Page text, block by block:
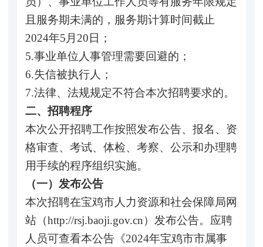
且服务期未满的，服务期计算时间截止
2024年5月20日；
5.事业单位人事管理需要回避的；
6.失信被执行人；
7.法律、法规规定不符合本次招聘要求的。
二、招聘程序
本次公开招聘工作按照发布公告、报名、资
格审查、考试、体检、考察、公示和办理聘
用手续的程序组织实施。
（一）发布公告
本次招聘在宝鸡市人力资源和社会保障局网
站（http://rsj.baoji.gov.cn）发布公告。应聘
人员可查看本公告《2024年宝鸡市市属事